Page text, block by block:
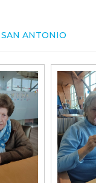
ANTONIO